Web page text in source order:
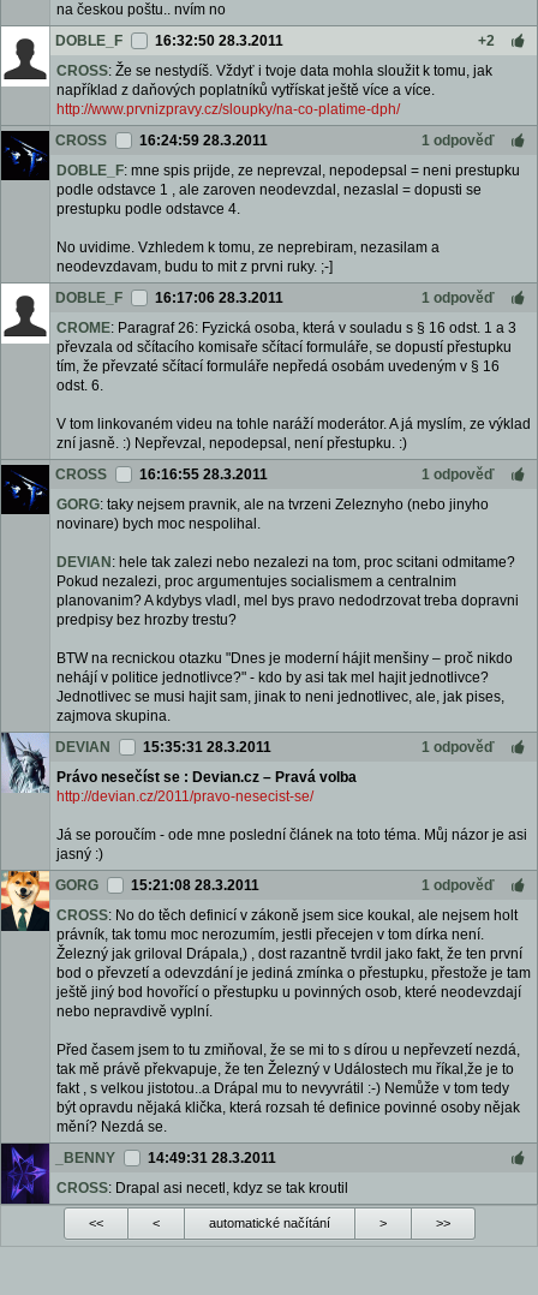
na českou poštu.. nvím no
DOBLE_F
16:32:50 28.3.2011
+2
CROSS: Že se nestydíš. Vždyť i tvoje data mohla sloužit k tomu, jak
například z daňových poplatníků vytřískat ještě více a více.
http://www.prvnizpravy.cz/sloupky/na-co-platime-dph/
CROSS
16:24:59 28.3.2011
1 odpověď
DOBLE_F: mne spis prijde, ze neprevzal, nepodepsal = neni prestupku
podle odstavce 1 , ale zaroven neodevzdal, nezaslal = dopusti se
prestupku podle odstavce 4.
No uvidime. Vzhledem k tomu, ze neprebiram, nezasilam a
neodevzdavam, budu to mit z prvni ruky. ;-]
DOBLE_F
16:17:06 28.3.2011
1 odpověď
CROME: Paragraf 26: Fyzická osoba, která v souladu s § 16 odst. 1 a 3
převzala od sčítacího komisaře sčítací formuláře, se dopustí přestupku
tím, že převzaté sčítací formuláře nepředá osobám uvedeným v § 16
odst. 6.
V tom linkovaném videu na tohle naráží moderátor. A já myslím, ze výklad
zní jasně. :) Nepřevzal, nepodepsal, není přestupku. :)
CROSS
16:16:55 28.3.2011
1 odpověď
GORG: taky nejsem pravnik, ale na tvrzeni Zeleznyho (nebo jinyho
novinare) bych moc nespolihal.
DEVIAN : hele tak zalezi nebo nezalezi na tom, proc scitani odmitame?
Pokud nezalezi, proc argumentujes socialismem a centralnim
planovanim? A kdybys vladl, mel bys pravo nedodrzovat treba dopravni
predpisy bez hrozby trestu?
BTW na recnickou otazku "Dnes je moderní hájit menšiny – proč nikdo
nehájí v politice jednotlivce?" - kdo by asi tak mel hajit jednotlivce?
Jednotlivec se musi hajit sam, jinak to neni jednotlivec, ale, jak pises,
zajmova skupina.
DEVIAN
15:35:31 28.3.2011
1 odpověď
Právo nesečíst se : Devian.cz – Pravá volba
http://devian.cz/2011/pravo-nesecist-se/
Já se poroučím - ode mne poslední článek na toto téma. Můj názor je asi
jasný :)
GORG
15:21:08 28.3.2011
1 odpověď
CROSS: No do těch definicí v zákoně jsem sice koukal, ale nejsem holt
právník, tak tomu moc nerozumím, jestli přecejen v tom dírka není.
Železný jak griloval Drápala,) , dost razantně tvrdil jako fakt, že ten první
bod o převzetí a odevzdání je jediná zmínka o přestupku, přestože je tam
ještě jiný bod hovořící o přestupku u povinných osob, které neodevzdají
nebo nepravdivě vyplní.
Před časem jsem to tu zmiňoval, že se mi to s dírou u nepřevzetí nezdá,
tak mě právě překvapuje, že ten Železný v Událostech mu říkal,že je to
fakt , s velkou jistotou..a Drápal mu to nevyvrátil :-) Nemůže v tom tedy
být opravdu nějaká klička, která rozsah té definice povinné osoby nějak
mění? Nezdá se.
_BENNY
14:49:31 28.3.2011
CROSS: Drapal asi necetl, kdyz se tak kroutil
<< < automatické načítání > >>